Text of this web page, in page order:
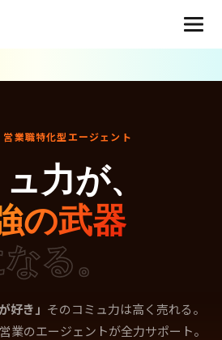
業職特化型エージェント
力が、
の武器
る。
好き」 そのコミュ力は高く売れる。
業のエージェントが全力サポート。